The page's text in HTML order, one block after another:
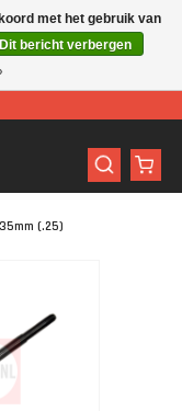
aanwezig in de
(.25)
met het gebruik van
Dit bericht verbergen